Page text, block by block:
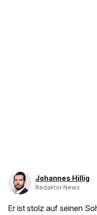
Johannes Hillig
Redaktor News
Er ist stolz auf seinen